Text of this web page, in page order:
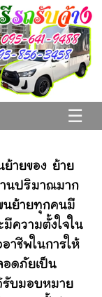
☰
ย้ายของ ย้าย
นปริมาณมาก
นย้ายทุกคนมี
ความตั้งใจใน
าชีพในการให้
อดภัยเป็น
รับมอบหมาย